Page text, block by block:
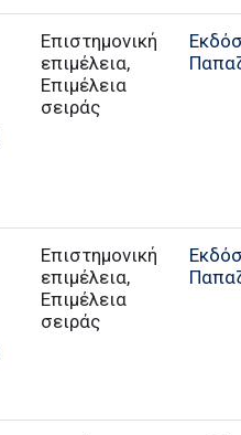
Επιστημονική
επιμέλεια,
Επιμέλεια
σειράς
Επιστημονική
επιμέλεια,
Επιμέλεια
σειράς